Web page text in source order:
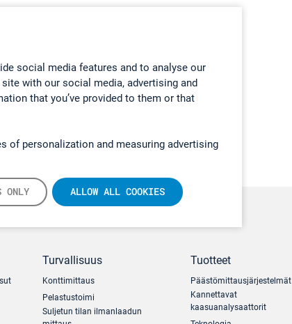
social media features and to analyse our
with our social media, advertising and
that you’ve provided to them or that
of personalization and measuring advertising
ONLY ALLOW ALL COOKIES
Turvallisuus
Konttimittaus
Pelastustoimi
Suljetun tilan ilmanlaadun
Tuotteet
Päästömittausjärjestelmät
Kannettavat
kaasuanalysaattorit